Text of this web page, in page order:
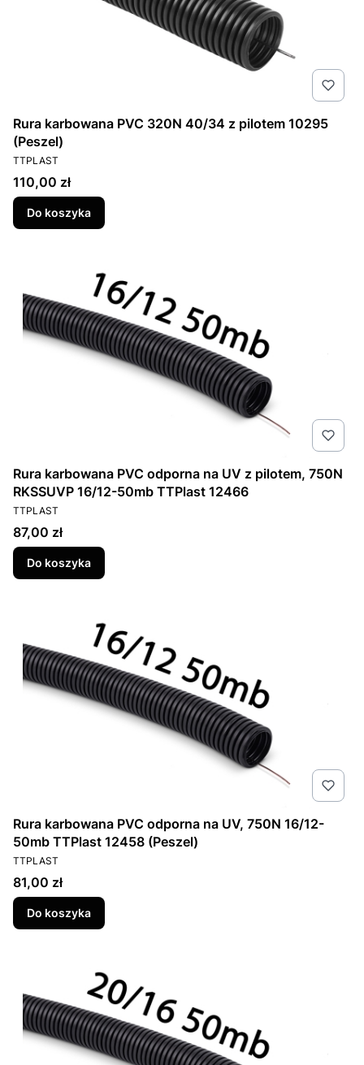
Rura karbowana PVC 320N 40/34 z pilotem 10295
(Peszel)
PRODUCENT
TTPLAST
Cena
110,00 zł
Do koszyka
Rura karbowana PVC odporna na UV z pilotem, 750N
RKSSUVP 16/12-50mb TTPlast 12466
PRODUCENT
TTPLAST
Cena
87,00 zł
Do koszyka
Rura karbowana PVC odporna na UV, 750N 16/12-
50mb TTPlast 12458 (Peszel)
PRODUCENT
TTPLAST
Cena
81,00 zł
Do koszyka